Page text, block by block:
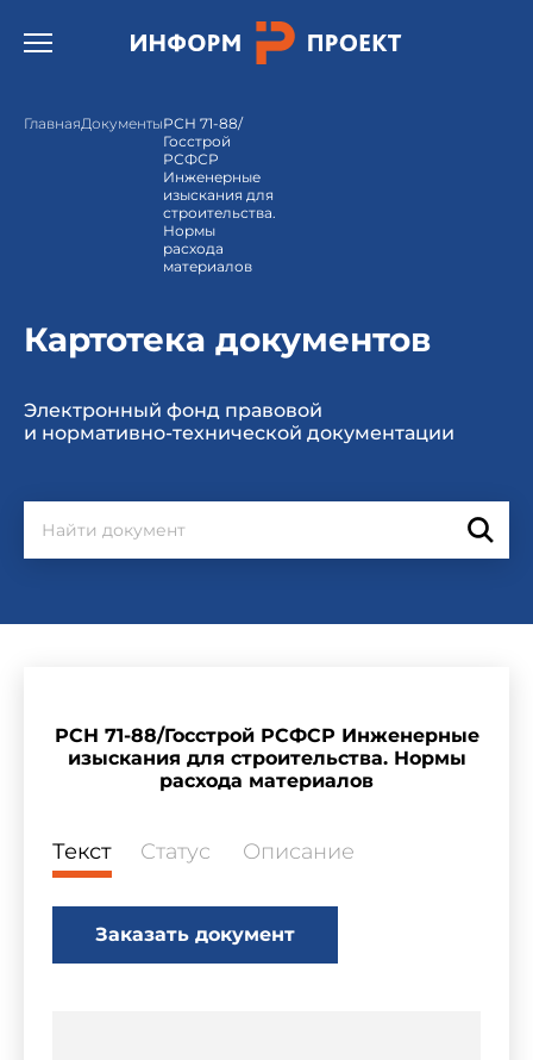
Открыть бургер меню.
ГлавнаяДокументыРСН 71-88/
Госстрой
РСФСР
Инженерные
изыскания для
строительства.
Нормы
расхода
материалов
Картотека документов
Электронный фонд правовой
и нормативно-технической документации
РСН 71-88/Госстрой РСФСР Инженерные
изыскания для строительства. Нормы
расхода материалов
Текст Статус Описание
Заказать документ